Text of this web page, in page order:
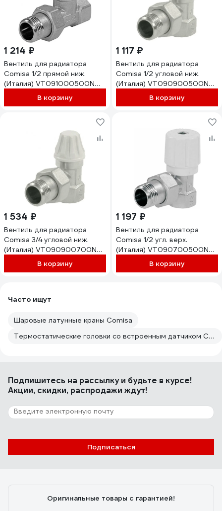
1 214 ₽
Вентиль для радиатора
Comisa 1/2 прямой ниж.
(Италия) VT091000500N
В корзину
1 117 ₽
Вентиль для радиатора
Comisa 1/2 угловой ниж.
(Италия) VT090900500N
В корзину
1 534 ₽
Вентиль для радиатора
Comisa 3/4 угловой ниж.
(Италия) VT090900700N
В корзину
1 197 ₽
Вентиль для радиатора
Comisa 1/2 угл. верх.
(Италия) VT090700500N
В корзину
Часто ищут
Шаровые латунные краны Comisa
Термостатические головки со встроенным датчиком Comisa
Подпишитесь на рассылкуи будьте в курсе!
Акции, скидки, распродажи ждут!
Подписаться
Оригинальные товары с гарантией!